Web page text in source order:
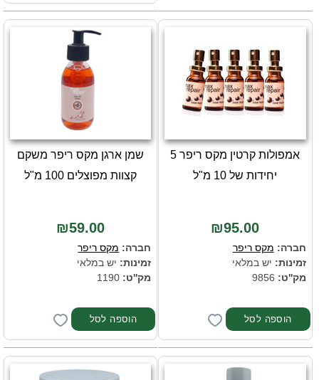
אמפולות קרטין מקס ריפר 5
יחידות של 10 מ"ל
₪95.00
חברה: מקס ריפר
זמינות: יש במלאי
מק''ט:
שמן ארגן מקס ריפר משקם
קצוות מפוצלים 100 מ"ל
₪59.00
חברה: מקס ריפר
זמינות: יש במלאי
מק''ט: